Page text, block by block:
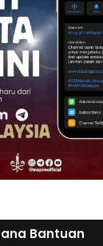
Bantuan